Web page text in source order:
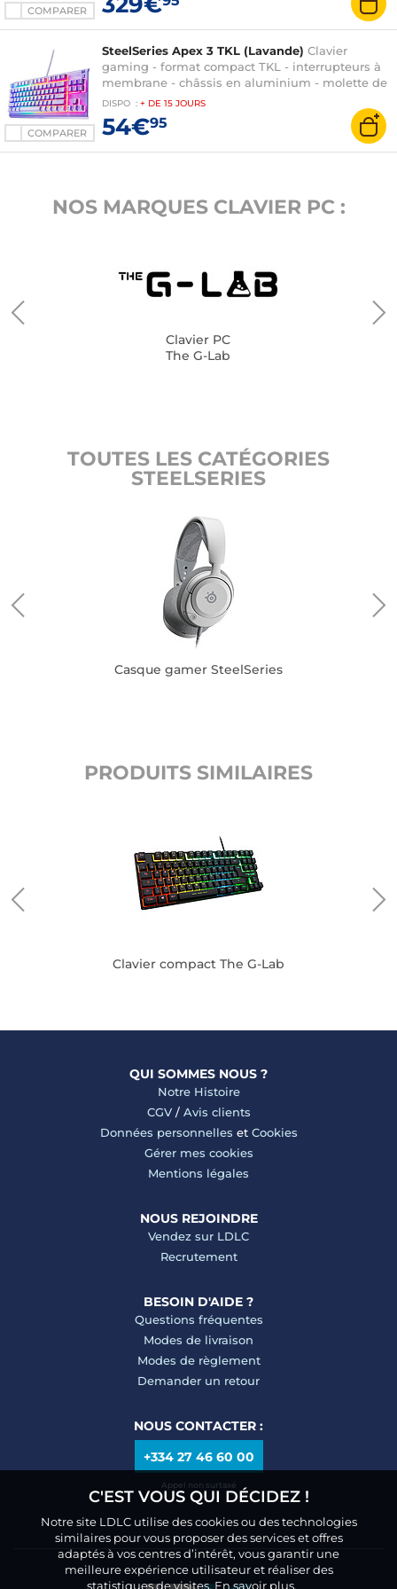
COMPARER
AZERTY, Français
COMPARER
SteelSeries Apex 3 TKL (Lavande) Clavier
gaming - format compact TKL - interrupteurs à
membrane - châssis en aluminium - molette de
réglage - rétroéclairage PrismSync RGB 16.8
millions de couleurs - AZERTY, Français
DISPO : + DE 15 JOURS
54€95
NOS MARQUES CLAVIER PC :
Clavier PC
The G-Lab
TOUTES LES CATÉGORIES
STEELSERIES
Casque gamer SteelSeries
PRODUITS SIMILAIRES
Clavier compact The G-Lab
QUI SOMMES NOUS ?
Notre Histoire
CGV/ Avis clients
Données personnelles et Cookies
Gérer mes cookies
Mentions légales
NOUS REJOINDRE
Vendez sur LDLC
Recrutement
BESOIN D'AIDE ?
Questions fréquentes
Modes de livraison
Modes de règlement
Demander un retour
NOUS CONTACTER :
+334 27 46 60 00
Appel non surtaxé
C'EST VOUS QUI DÉCIDEZ !
Notre site LDLC utilise des cookies ou des technologies
similaires pour vous proposer des services et offres
adaptés à vos centres d’intérêt, vous garantir une
meilleure expérience utilisateur et réaliser des
statistiques de visites.En savoir plus.